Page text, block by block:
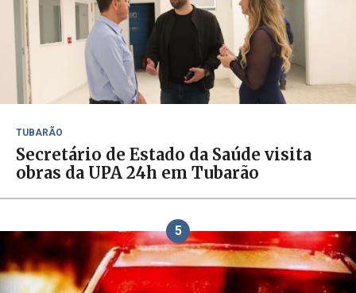
TUBARÃO
Secretário de Estado da Saúde visita
obras da UPA 24h em Tubarão
5